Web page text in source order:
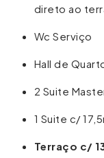
direto ao
Wc Serviço
Hall de
2 Suite
1 Suite c/
Terraço c/